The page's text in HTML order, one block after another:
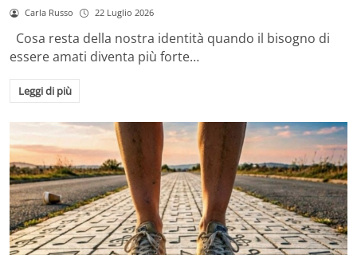
Carla Russo 22 Luglio 2026
Cosa resta della nostra identità quando il bisogno di
essere amati diventa più forte…
Leggi di più